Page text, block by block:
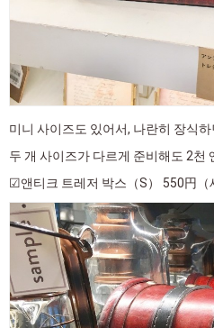
미니 사이즈도 있어서, 나란히 장식
두 개 사이즈가 다르게 준비해도 2천
☑앤티크 트레저 박스（S） 550円（